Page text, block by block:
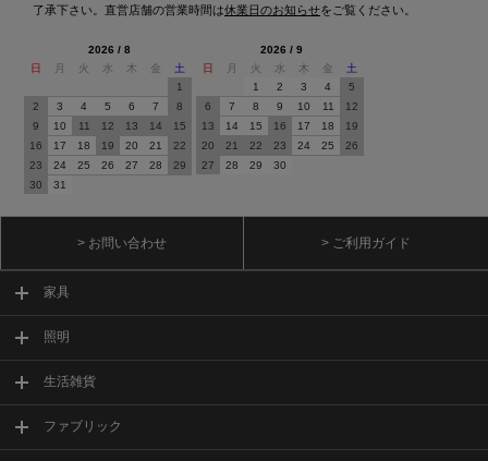
了承下さい。直営店舗の営業時間は休業日のお知らせをご覧ください。
2026 / 8
日
月 火 水 木 金
土
1
2
3 4 5 6 7
8
9
10 11 12 13 14
15
16
17 18 19 20 21
22
23
24 25 26 27 28
29
30
31
2026 / 9
日
月 火 水 木 金
土
1
2 3 4
5
6
7 8 9 10 11
12
13
14 15 16 17 18
19
20
21 22 23 24 25
26
27
28 29 30
> お問い合わせ > ご利用ガイド
家具
照明
生活雑貨
ファブリック